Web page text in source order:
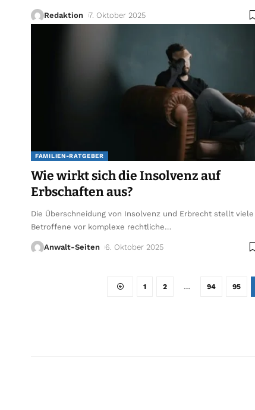
Redaktion 7. Oktober 2025
FAMILIEN-RATGEBER
Wie wirkt sich die Insolvenz auf
Erbschaften aus?
Die Überschneidung von Insolvenz und Erbrecht stellt viele
Betroffene vor komplexe rechtliche…
Anwalt-Seiten 6. Oktober 2025
1 2 … 94 95